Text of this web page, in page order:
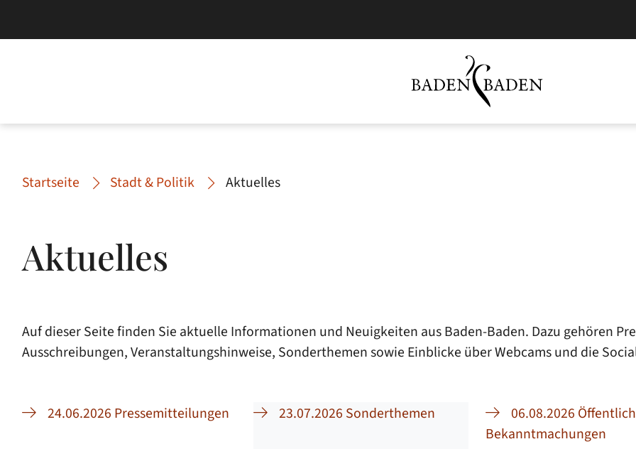
Startseite Stadt & Politik Aktuelles
Aktuelles
Auf dieser Seite finden Sie aktuelle Informationen und Neuigkeiten aus Baden-Baden. Dazu gehören
Ausschreibungen, Veranstaltungshinweise, Sonderthemen sowie Einblicke über Webcams und die
24.06.2026 Pressemitteilungen 23.07.2026 Sonderthemen
06.08.2026
Bekanntmachungen